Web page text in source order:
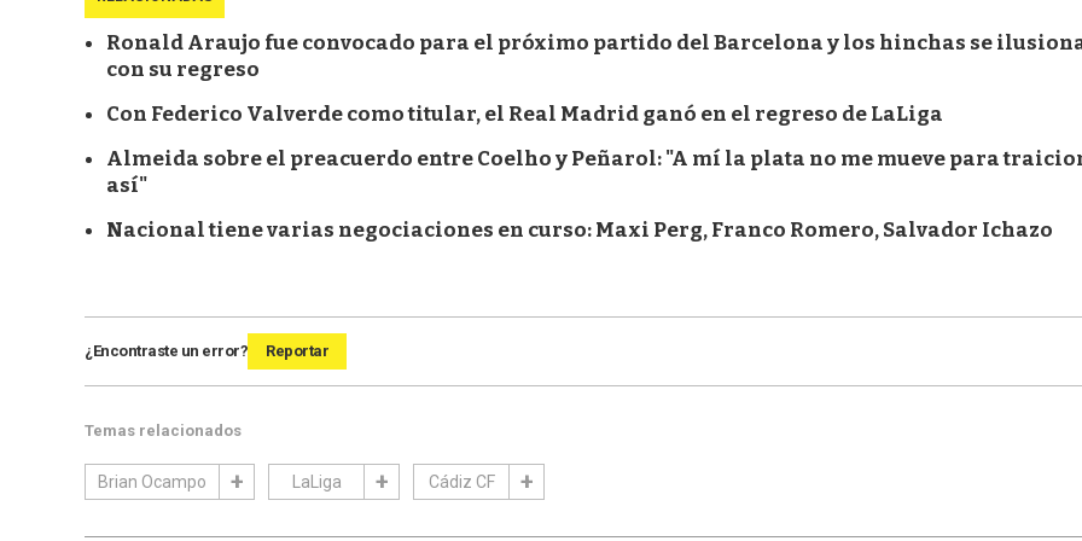
Ronald Araujo fue convocado para el próximo partido del Barcelona y los hinchas se
con su regreso
Con Federico Valverde como titular, el Real Madrid ganó en el regreso de LaLiga
Almeida sobre el preacuerdo entre Coelho y Peñarol: "A mí la plata no me mueve para
así"
Nacional tiene varias negociaciones en curso: Maxi Perg, Franco Romero, Salvador Ichazo
¿Encontraste un error? Reportar
Temas relacionados
Brian Ocampo LaLiga Cádiz CF